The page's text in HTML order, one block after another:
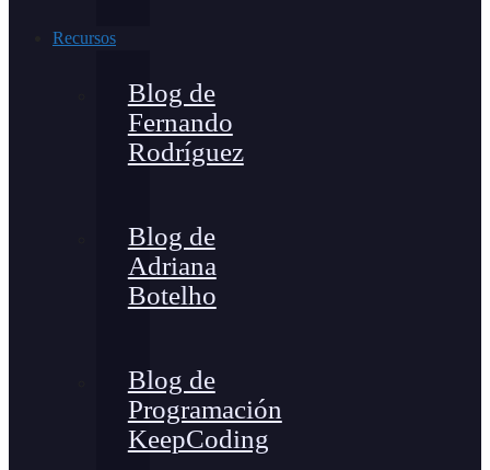
Recursos
Blog de
Fernando
Rodríguez
Blog de
Adriana
Botelho
Blog de
Programación
KeepCoding